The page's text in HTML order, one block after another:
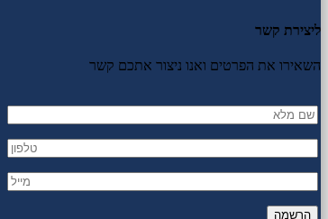
ליצירת קשר
השאירו את הפרטים ואנו ניצור אתכם קשר